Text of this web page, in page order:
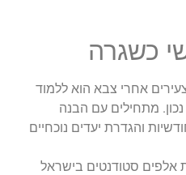
כשגרה
אחרי צבא הוא ללמוד
נכון. מתחילים עם הבנה
והגדרת יעדים נוכחיים
סטודנטים בישראל